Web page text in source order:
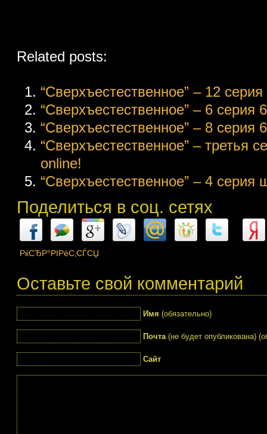
Related posts:
“Сверхъестественное” – 12
“Сверхъестественное” – 6 серия
“Сверхъестественное” – 8 серия
“Сверхъестественное” – третья
online!
“Сверхъестественное” – 4 серия
Поделиться в соц. сетях
РќСЂР°РІРёС‚СЃСЏ
Оставьте свой комментарий
Имя (обязательно)
Почта(не будет опубликована)
Сайт